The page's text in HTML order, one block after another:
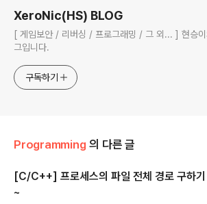
XeroNic(HS) BLOG
[ 게임보안 / 리버싱 / 프로그래밍 / 그 외... ] 현승이의 블로
그입니다.
구독하기
Programming 의 다른 글
[C/C++] 프로세스의 파일 전체 경로 구하기
~